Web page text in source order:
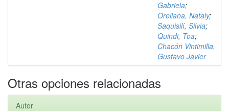
Gabriela;
Orellana, Nataly;
Saquisilí, Silvia;
Quindi, Toa;
Chacón Vintimilla,
Gustavo Javier
Otras opciones relacionadas
Autor